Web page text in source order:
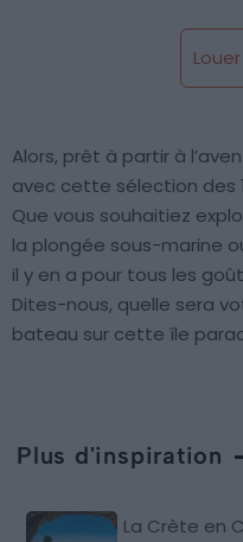
Alors, prêt à partir à
avec cette sélection des
Que vous souhaitiez
la plongée sous-marine
il y en a pour tous les
Dites-nous, quelle sera
bateau sur cette île
Plus d'inspiration
La Crète en